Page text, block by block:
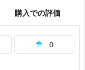
購入での評価
0